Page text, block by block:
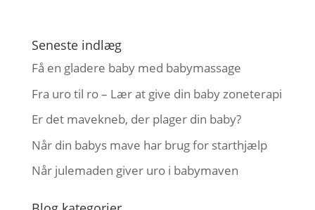
Seneste indlæg
Få en gladere baby med babymassage
Fra uro til ro – Lær at give din baby zoneterapi
Er det mavekneb, der plager din baby?
Når din babys mave har brug for starthjælp
Når julemaden giver uro i babymaven